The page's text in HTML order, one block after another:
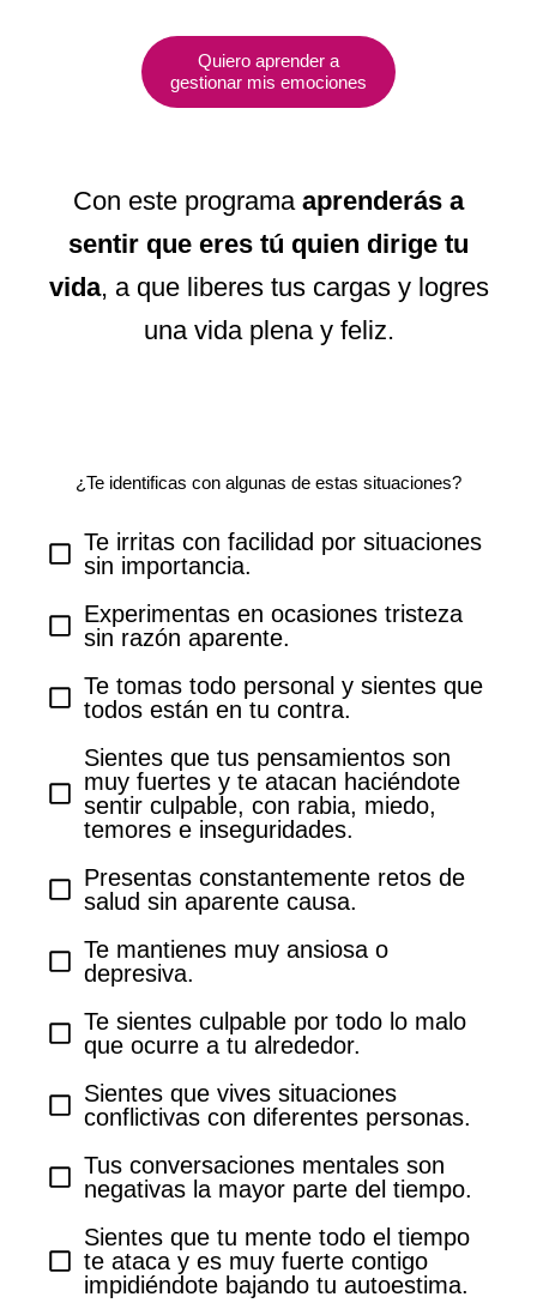
Quiero aprender a
gestionar mis emociones
Con este programa aprenderás a
sentir que eres tú quien dirige tu
vida, a que liberes tus cargas y logres
una vida plena y feliz.
¿Te identificas con algunas de estas situaciones?
Te irritas con facilidad por situaciones
sin importancia.
Experimentas en ocasiones tristeza
sin razón aparente.
Te tomas todo personal y sientes que
todos están en tu contra.
Sientes que tus pensamientos son
muy fuertes y te atacan haciéndote
sentir culpable, con rabia, miedo,
temores e inseguridades.
Presentas constantemente retos de
salud sin aparente causa.
Te mantienes muy ansiosa o
depresiva.
Te sientes culpable por todo lo malo
que ocurre a tu alrededor.
Sientes que vives situaciones
conflictivas con diferentes personas.
Tus conversaciones mentales son
negativas la mayor parte del tiempo.
Sientes que tu mente todo el tiempo
te ataca y es muy fuerte contigo
impidiéndote bajando tu autoestima.